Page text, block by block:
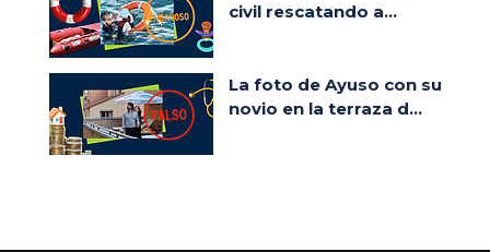
civil rescatando a...
La foto de Ayuso con su
novio en la terraza d...